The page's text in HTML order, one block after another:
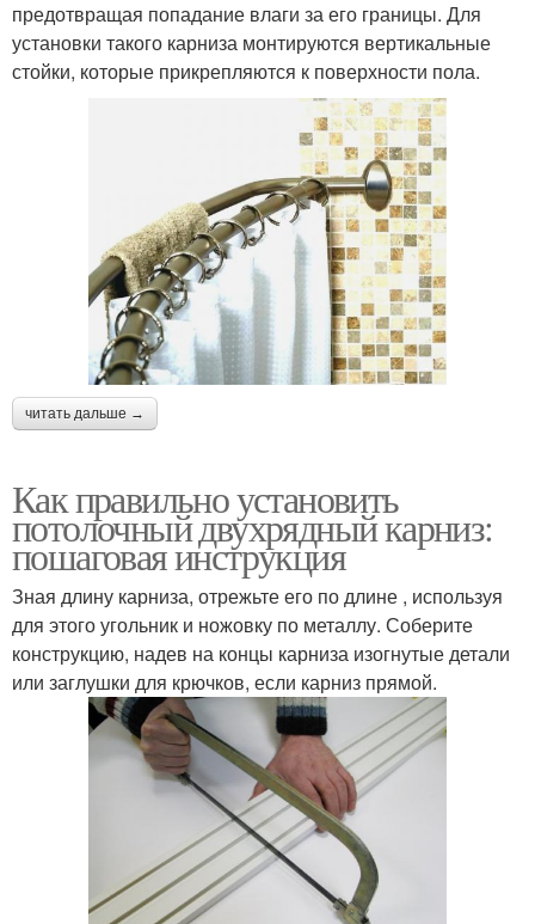
предотвращая попадание влаги за его границы. Для
установки такого карниза монтируются вертикальные
стойки, которые прикрепляются к поверхности пола.
читать дальше →
Как правильно установить
потолочный двухрядный карниз:
пошаговая инструкция
Зная длину карниза, отрежьте его по длине , используя
для этого угольник и ножовку по металлу. Соберите
конструкцию, надев на концы карниза изогнутые детали
или заглушки для крючков, если карниз прямой.